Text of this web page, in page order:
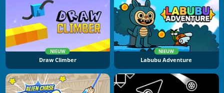
NIEUW
Draw Climber
NIEUW
Labubu Adventure